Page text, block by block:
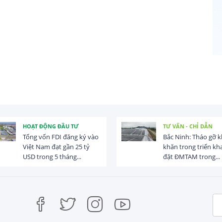
HOẠT ĐỘNG ĐẦU TƯ
Tổng vốn FDI đăng ký vào
Việt Nam đạt gần 25 tỷ
USD trong 5 tháng...
TƯ VẤN - CHỈ DẪN
Bắc Ninh: Tháo gỡ
khăn trong triển
đặt ĐMTAM trong...